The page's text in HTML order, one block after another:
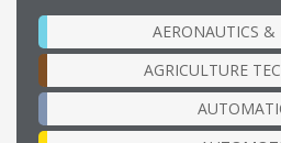
AERONAUTICS &
AGRICULTURE